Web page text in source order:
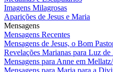
Imagens Milagrosas
Aparições de Jesus e Maria
Mensagens
Mensagens Recentes
Mensagens de Jesus, o Bom
Revelações Marianas para Luz
Mensagens para Anne em
Mensagens para Maria para a